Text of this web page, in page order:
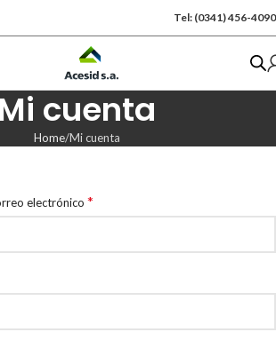
Tel: (0341) 456-4090
Mi cuenta
Home Mi cuenta
electrónico *